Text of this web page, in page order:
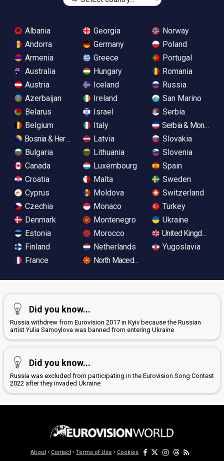
Albania
Andorra
Armenia
Australia
Austria
Azerbaijan
Belarus
Belgium
Bosnia & Herzegovina
Bulgaria
Canada
Croatia
Cyprus
Czechia
Denmark
Estonia
Finland
France
Georgia
Germany
Greece
Hungary
Iceland
Ireland
Israel
Italy
Latvia
Lithuania
Luxembourg
Malta
Moldova
Monaco
Montenegro
Morocco
Netherlands
North Macedonia
Norway
Poland
Portugal
Romania
Russia
San Marino
Serbia
Serbia &
Slovakia
Slovenia
Spain
Sweden
Switzerland
Turkey
Ukraine
United Kingdom
Yugoslavia
Did you know...
Russia withdrew from Eurovision 2017 in Kyiv because the Russian
artist Yulia Samoylova was banned from entering Ukraine
Did you know...
Russia was excluded from participating in the Eurovision Song Contest
2022 after they invaded Ukraine
About • Contact • Terms of Use • Cookies